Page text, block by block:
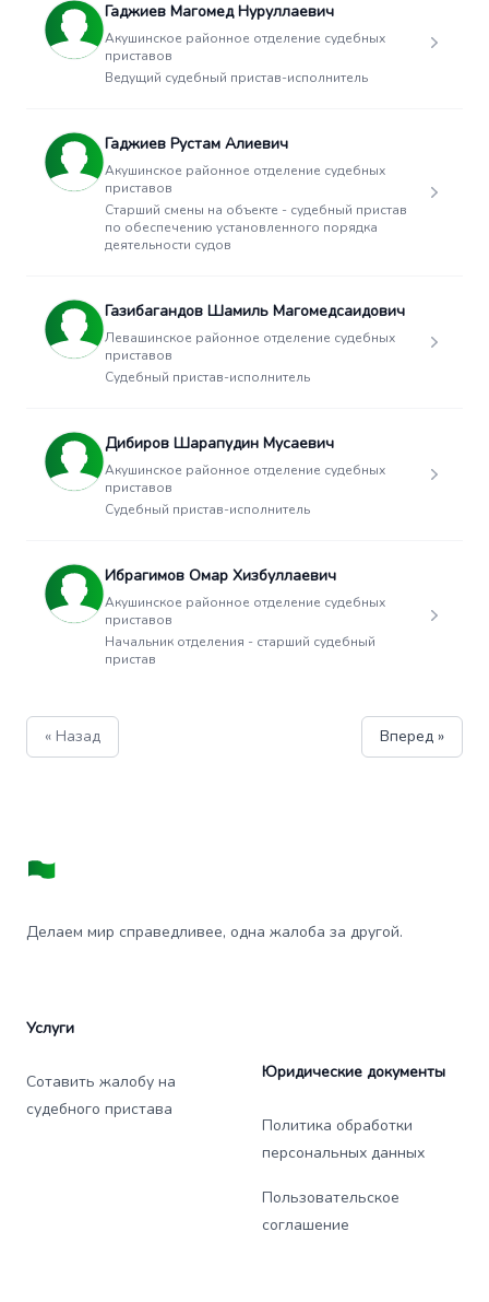
Гаджиев Магомед Нуруллаевич
Акушинское районное отделение судебных
приставов
Ведущий судебный пристав-исполнитель
Гаджиев Рустам Алиевич
Акушинское районное отделение судебных
приставов
Старший смены на объекте - судебный пристав
по обеспечению установленного порядка
деятельности судов
Газибагандов Шамиль Магомедсаидович
Левашинское районное отделение судебных
приставов
Судебный пристав-исполнитель
Дибиров Шарапудин Мусаевич
Акушинское районное отделение судебных
приставов
Судебный пристав-исполнитель
Ибрагимов Омар Хизбуллаевич
Акушинское районное отделение судебных
приставов
Начальник отделения - старший судебный
пристав
« Назад Вперед »
Делаем мир справедливее, одна жалоба за другой.
Услуги
Сотавить жалобу на
судебного пристава
Юридические документы
Политика обработки
персональных данных
Пользовательское
соглашение